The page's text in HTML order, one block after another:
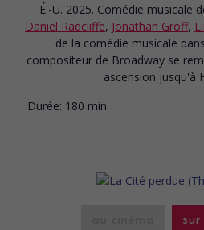
É.-U. 2025. Comédie musicale
Daniel Radcliffe, Jonathan Groff,
de la comédie musicale
compositeur de Broadway se
ascension jusqu'à
Durée: 180 min.
sur